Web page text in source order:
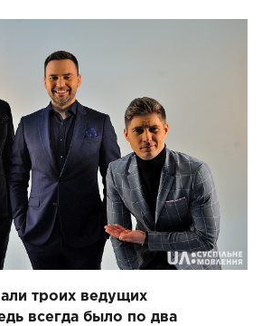
троих ведущих
всегда было по два